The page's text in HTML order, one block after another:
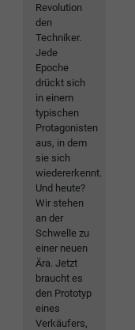
Revolution
den
Techniker.
Jede
Epoche
drückt sich
in einem
typischen
Protagonisten
aus, in dem
sie sich
wiedererkennt.
Und heute?
Wir stehen
an der
Schwelle zu
einer neuen
Ära. Jetzt
braucht es
den Prototyp
eines
Verkäufers,